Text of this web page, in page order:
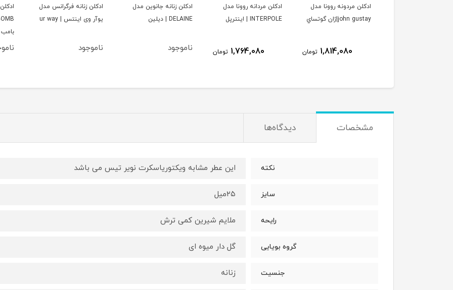
ادكلن مردونه روونا مدل
john gustay|ژان گوتساي
1,814,080 تومان
ادكلن مردانه روونا مدل
INTERPOLE | اينترپل
1,764,080 تومان
ادكلن زنانه جانوين مدل
DELAINE | ديلين
ناموجود
ادكلن زنانه فرگرانس مدل
يوآر وى اينتس | ur way
ناموجود
بامب
مشخصات دیدگاه‌ها
نکته این عطر مشابه ویکتوریاسکرت نویر تیس می باشد
سایز ۲۵میل
رایحه ملایم شیرین کمی ترش
گروه بویایی گل دار میوه ای
جنسیت زنانه